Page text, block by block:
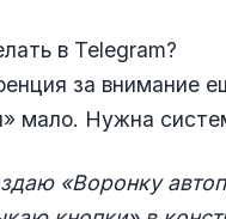
в Telegram?
за внимание
мало. Нужна
«Воронку